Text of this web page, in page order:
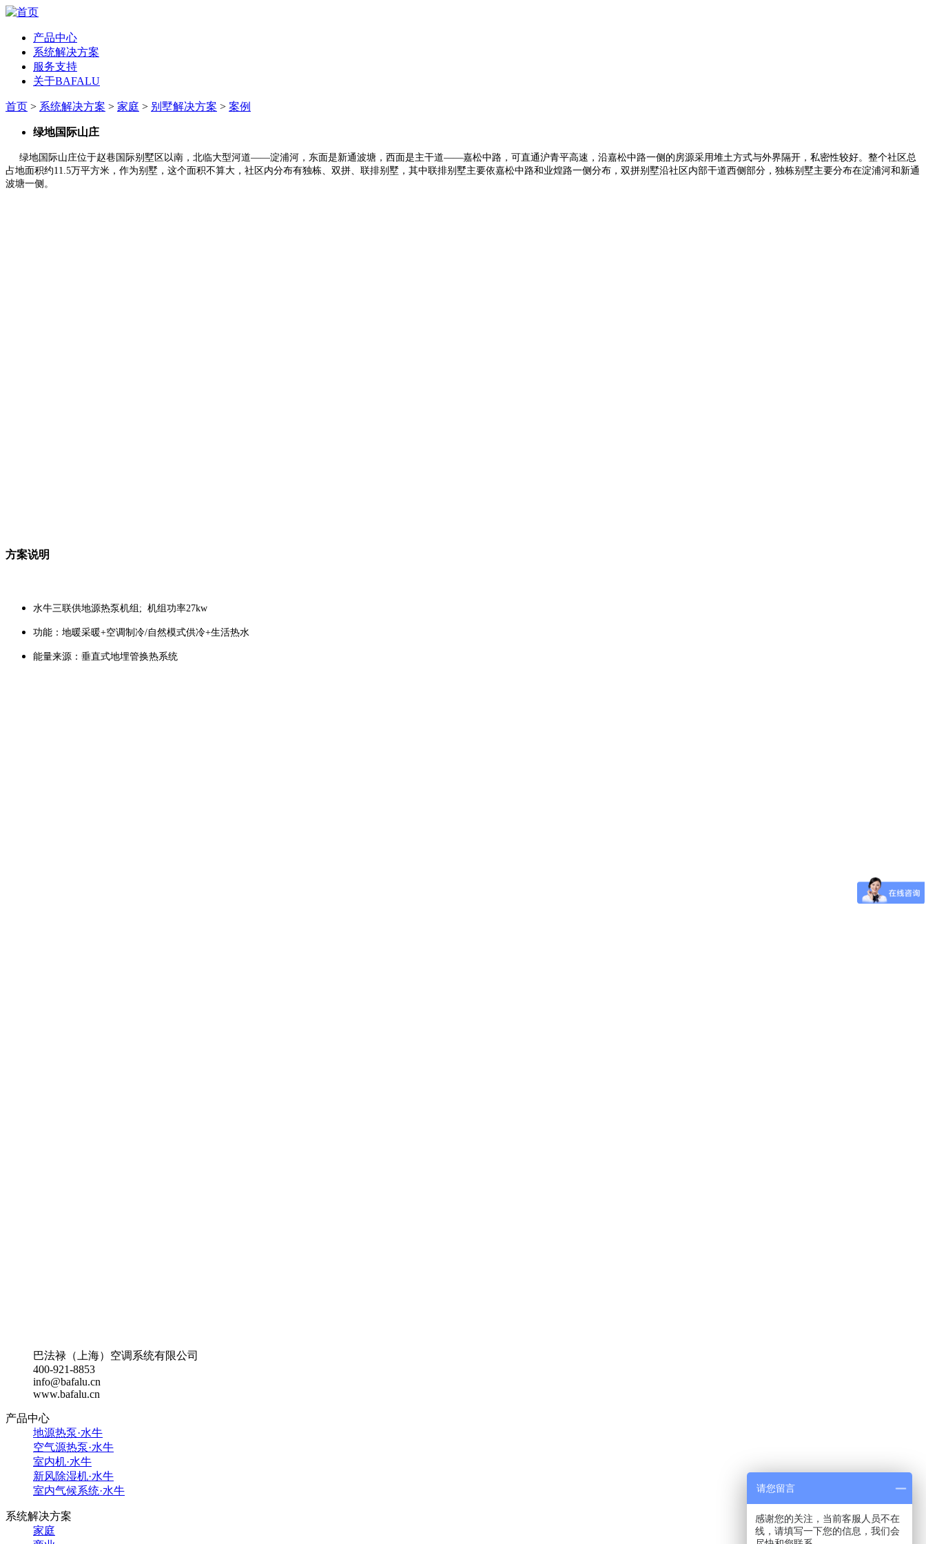
产品中心
系统解决方案
服务支持
关于BAFALU
首页 > 系统解决方案 > 家庭 > 别墅解决方案 > 案例
绿地国际山庄
绿地国际山庄位于赵巷国际别墅区以南，北临大型河道——淀浦河，东面是新通波塘，西面是主干道——嘉松中路，可直通沪青平高速，沿嘉松中路一侧的房源采用堆土方式与外界隔开，私密性较好。整个社区总
占地面积约11.5万平方米，作为别墅，这个面积不算大，社区内分布有独栋、双拼、联排别墅，其中联排别墅主要依嘉松中路和业煌路一侧分布，双拼别墅沿社区内部干道西侧部分，独栋别墅主要分布在淀浦河和新通
波塘一侧。
方案说明
水牛三联供地源热泵机组; 机组功率27kw
功能：地暖采暖+空调制冷/自然模式供冷+生活热水
能量来源：垂直式地埋管换热系统
巴法禄（上海）空调系统有限公司
400-921-8853
info@bafalu.cn
www.bafalu.cn
产品中心
地源热泵·水牛
空气源热泵·水牛
室内机·水牛
新风除湿机·水牛
室内气候系统·水牛
系统解决方案
家庭
请您留言
感谢您的关注，当前客服人员不在
线，请填写一下您的信息，我们会